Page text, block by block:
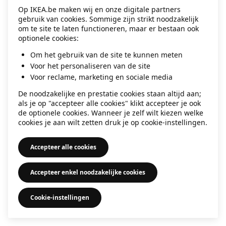
information).
Op IKEA.be maken wij en onze digitale partners
gebruik van cookies. Sommige zijn strikt noodzakelijk
om te site te laten functioneren, maar er bestaan ook
optionele cookies:
Om het gebruik van de site te kunnen meten
Voor het personaliseren van de site
Voor reclame, marketing en sociale media
De noodzakelijke en prestatie cookies staan altijd aan;
als je op "accepteer alle cookies" klikt accepteer je ook
de optionele cookies. Wanneer je zelf wilt kiezen welke
cookies je aan wilt zetten druk je op cookie-instellingen.
Accepteer alle cookies
Accepteer enkel noodzakelijke cookies
Cookie-instellingen